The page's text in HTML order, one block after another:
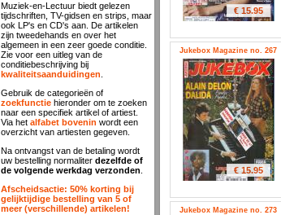
€ 15.95
Jukebox Magazine no. 267
€ 15.95
Jukebox Magazine no. 273
Muziek-en-Lectuur biedt gelezen
tijdschriften, TV-gidsen en strips, maar
ook LP's en CD's aan. De artikelen
zijn tweedehands en over het
algemeen in een zeer goede conditie.
Zie voor een uitleg van de
conditiebeschrijving bij
kwaliteitsaanduidingen
Gebruik de categorieën of
zoekfunctie hieronder om te zoeken
naar een specifiek artikel of artiest.
Via het alfabet bovenin wordt een
overzicht van artiesten gegeven.
Na ontvangst van de betaling wordt
uw bestelling normaliter dezelfde of
de volgende werkdag verzonden
Afscheidsactie: 50% korting bij
gelijktijdige bestelling van 5 of
meer (verschillende) artikelen!